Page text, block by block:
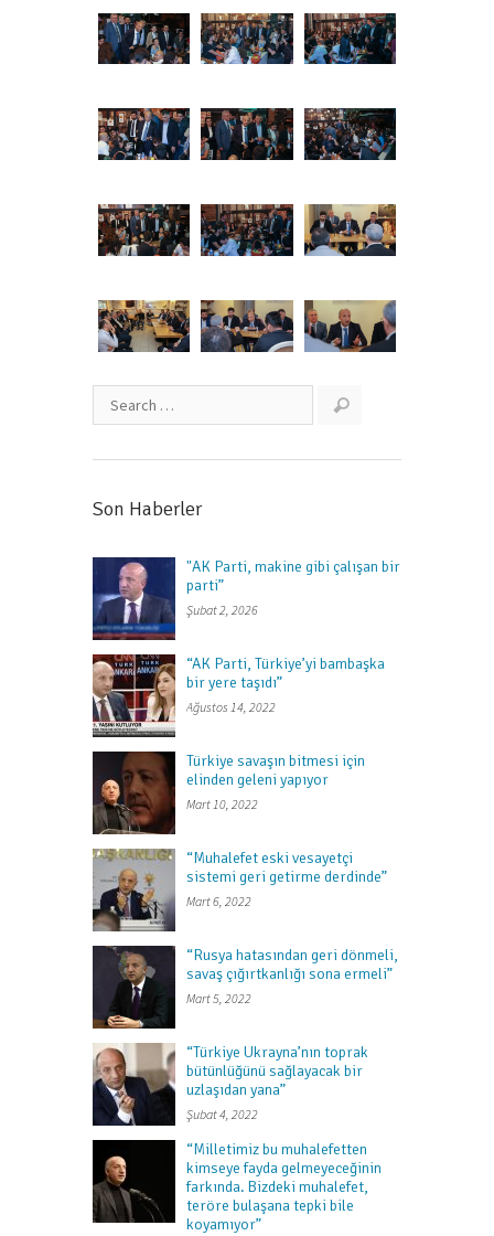
Son Haberler
"AK Parti, makine gibi çalışan bir
parti”
Şubat 2, 2026
“AK Parti, Türkiye’yi bambaşka
bir yere taşıdı”
Ağustos 14, 2022
Türkiye savaşın bitmesi için
elinden geleni yapıyor
Mart 10, 2022
“Muhalefet eski vesayetçi
sistemi geri getirme derdinde”
Mart 6, 2022
“Rusya hatasından geri dönmeli,
savaş çığırtkanlığı sona ermeli”
Mart 5, 2022
“Türkiye Ukrayna’nın toprak
bütünlüğünü sağlayacak bir
uzlaşıdan yana”
Şubat 4, 2022
“Milletimiz bu muhalefetten
kimseye fayda gelmeyeceğinin
farkında. Bizdeki muhalefet,
teröre bulaşana tepki bile
koyamıyor”